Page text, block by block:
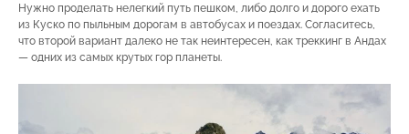
Нужно проделать нелегкий путь пешком, либо долго и дорого ехать
из Куско по пыльным дорогам в автобусах и поездах. Согласитесь,
что второй вариант далеко не так неинтересен, как треккинг в Андах
— одних из самых крутых гор планеты.